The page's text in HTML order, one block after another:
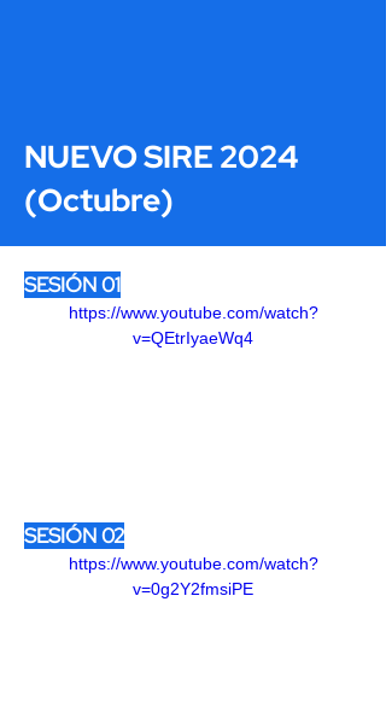
NUEVO SIRE 2024
(Octubre)
SESIÓN 01
https://www.youtube.com/watch?
v=QEtrIyaeWq4
SESIÓN 02
https://www.youtube.com/watch?
v=0g2Y2fmsiPE